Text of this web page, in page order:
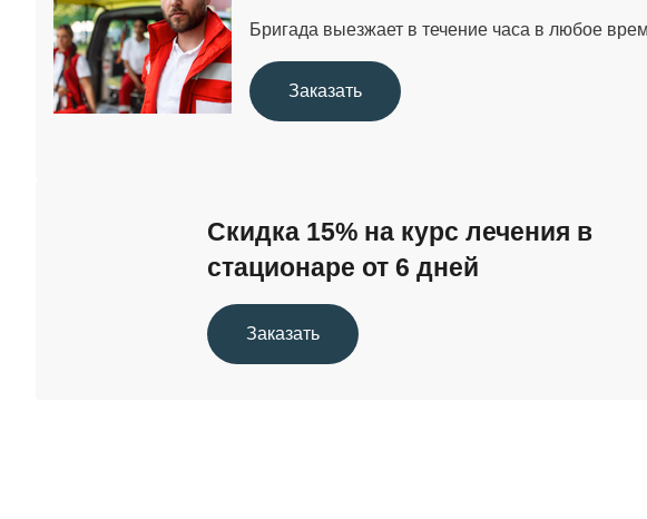
Бригада выезжает в течение часа в любое
Заказать
Скидка 15% на курс лечения в
стационаре от 6 дней
Заказать